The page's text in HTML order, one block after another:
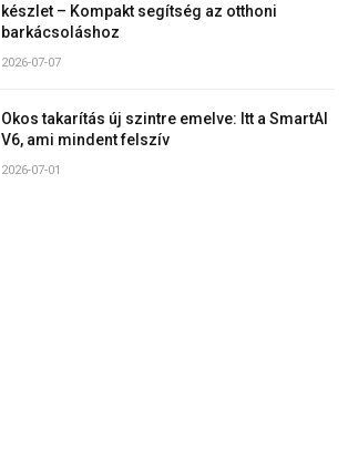
készlet – Kompakt segítség az otthoni
barkácsoláshoz
2026-07-07
Okos takarítás új szintre emelve: Itt a SmartAI
V6, ami mindent felszív
2026-07-01